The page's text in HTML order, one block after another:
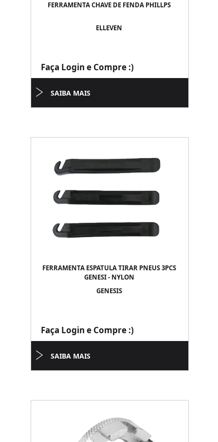
FERRAMENTA CHAVE DE FENDA PHILLPS
ELLEVEN
Faça Login e Compre :)
SAIBA MAIS
FERRAMENTA ESPATULA TIRAR PNEUS 3PCS
GENESI - NYLON
GENESIS
Faça Login e Compre :)
SAIBA MAIS